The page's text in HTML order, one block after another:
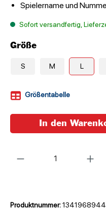
Spielername und
Sofort versandfertig,
Größe
S M L
Größentabelle
In den
Produktnummer: